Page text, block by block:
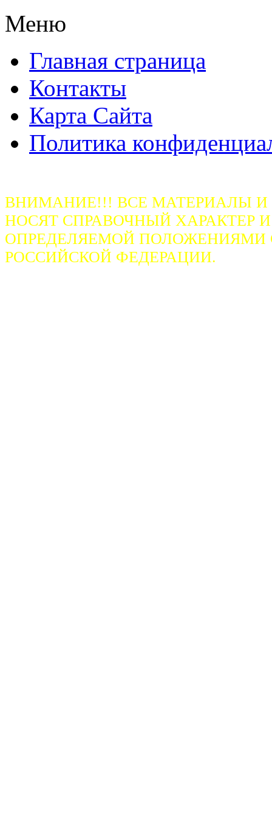
Меню
Главная страница
Контакты
Карта Сайта
Политика
ВНИМАНИЕ!!! ВСЕ МАТЕРИАЛЫ
НОСЯТ СПРАВОЧНЫЙ ХАРАКТЕР
ОПРЕДЕЛЯЕМОЙ ПОЛОЖЕНИЯМИ
РОССИЙСКОЙ ФЕДЕРАЦИИ.